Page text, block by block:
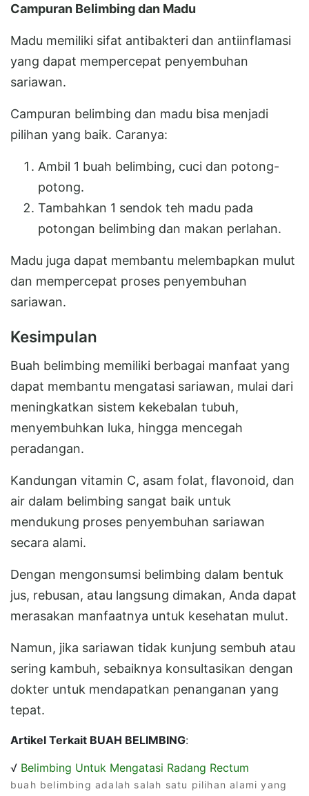
Campuran Belimbing dan Madu
Madu memiliki sifat antibakteri dan antiinflamasi
yang dapat mempercepat penyembuhan
sariawan.
Campuran belimbing dan madu bisa menjadi
pilihan yang baik. Caranya:
Ambil 1 buah belimbing, cuci dan potong-
potong.
Tambahkan 1 sendok teh madu pada
potongan belimbing dan makan perlahan.
Madu juga dapat membantu melembapkan mulut
dan mempercepat proses penyembuhan
sariawan.
Kesimpulan
Buah belimbing memiliki berbagai manfaat yang
dapat membantu mengatasi sariawan, mulai dari
meningkatkan sistem kekebalan tubuh,
menyembuhkan luka, hingga mencegah
peradangan.
Kandungan vitamin C, asam folat, flavonoid, dan
air dalam belimbing sangat baik untuk
mendukung proses penyembuhan sariawan
secara alami.
Dengan mengonsumsi belimbing dalam bentuk
jus, rebusan, atau langsung dimakan, Anda dapat
merasakan manfaatnya untuk kesehatan mulut.
Namun, jika sariawan tidak kunjung sembuh atau
sering kambuh, sebaiknya konsultasikan dengan
dokter untuk mendapatkan penanganan yang
tepat.
Artikel Terkait BUAH BELIMBING:
√ Belimbing Untuk Mengatasi Radang Rectum
buah belimbing adalah salah satu pilihan alami yang